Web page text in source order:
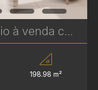
Casa em condomínio à venda com 3 suítes em Campina do Siqueira - 312,44 m² - Casa Áurea | Ref. 1770
198.98 m²